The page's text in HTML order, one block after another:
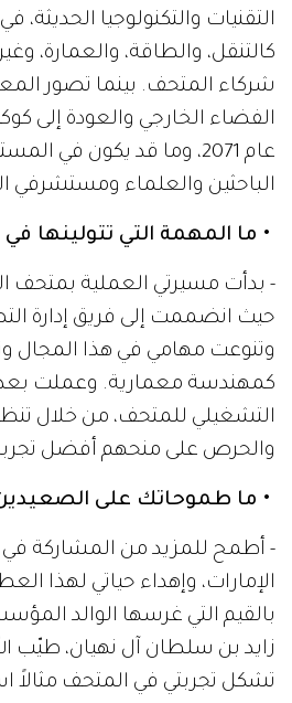
التقنيات والتكنولوجيا
كالتنقل، والطاقة، والعمارة،
شركاء المتحف. بينما تصور
الفضاء الخارجي والعودة إلى
عام 2071، وما قد يكون في
الباحثين والعلماء ومستشرفي
• ما المهمة التي تتولينها
حيث انضممت إلى فريق إدارة
وتنوعت مهامي في هذا
كمهندسة معمارية. وعملت بعد
التشغيلي للمتحف، من خلال
والحرص على منحهم أفضل
• ما طموحاتك على
- أطمح للمزيد من المشاركة
الإمارات، وإهداء حياتي لهذا
بالقيم التي غرسها الوالد
زايد بن سلطان آل نهيان، طيّب
تشكل تجربتي في المتحف مثالاً